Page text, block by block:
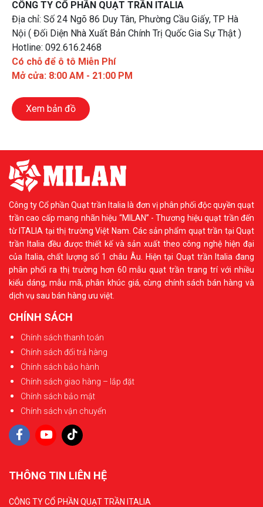
CÔNG TY CỔ PHẦN QUẠT TRẦN ITALIA
Địa chỉ: Số 24 Ngõ 86 Duy Tân, Phường Cầu Giấy, TP Hà
Nội ( Đối Diện Nhà Xuất Bản Chính Trị Quốc Gia Sự Thật )
Hotline: 092.616.2468
Có chỗ để ô tô Miễn Phí
Mở cửa: 8:00 AM - 21:00 PM
Xem bản đồ
Công ty Cổ phần Quạt trần Italia là đơn vị phân phối độc quyền quạt
trần cao cấp mang nhãn hiệu “MILAN” - Thương hiệu quạt trần đến
từ ITALIA tại thị trường Việt Nam. Các sản phẩm quạt trần tại Quạt
trần Italia đều được thiết kế và sản xuất theo công nghệ hiện đại
của Italia, chất lượng số 1 châu Âu. Hiện tại Quạt trần Italia đang
phân phối ra thị trường hơn 60 mẫu quạt trần trang trí với nhiều
kiểu dáng, mẫu mã, phân khúc giá, cùng chính sách bán hàng và
dịch vụ sau bán hàng ưu việt.
CHÍNH SÁCH
Chính sách thanh toán
Chính sách đổi trả hàng
Chính sách bảo hành
Chính sách giao hàng – lắp đặt
Chính sách bảo mật
Chính sách vận chuyển
THÔNG TIN LIÊN HỆ
CÔNG TY CỔ PHẦN QUẠT TRẦN ITALIA